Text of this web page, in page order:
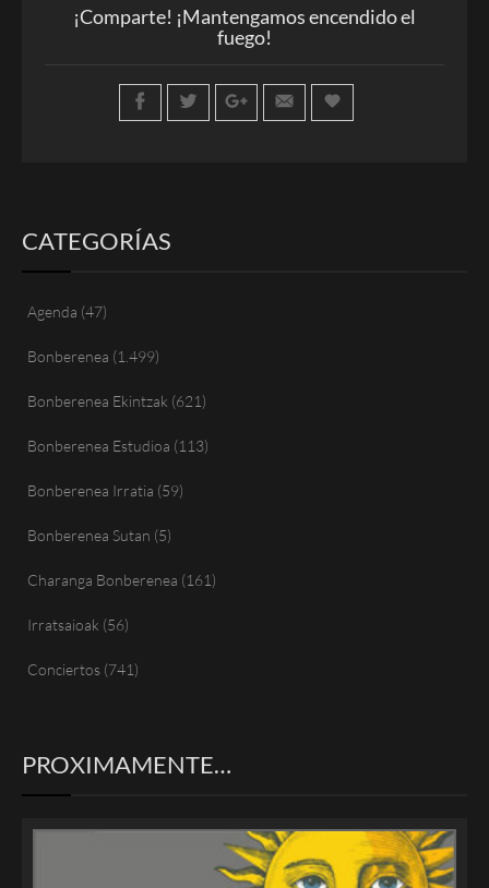
¡Comparte! ¡Mantengamos encendido el
fuego!
CATEGORÍAS
Agenda (47)
Bonberenea (1.499)
Bonberenea Ekintzak (621)
Bonberenea Estudioa (113)
Bonberenea Irratia (59)
Bonberenea Sutan (5)
Charanga Bonberenea (161)
Irratsaioak (56)
Conciertos (741)
PROXIMAMENTE…